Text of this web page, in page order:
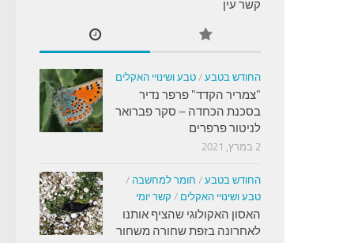
קשר עין
החודש בטבע / טבע ושינויי האקלים
"צמריר הקדד" פרפר נדיר
בסכנת הכחדה – סקר פברואר
לניטור פרפרים
2 במרץ, 2021
החודש בטבע / חומר למחשבה /
טבע ושינויי האקלים / קשר יומי
האסון האקולוגי שהציף אותנו
לאחרונה בזפת שחורה משחור